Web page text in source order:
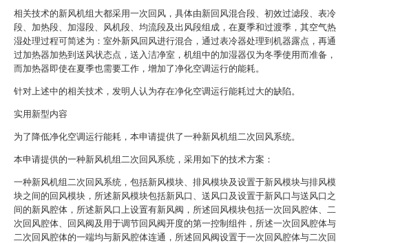
相关技术的新风机组大都采用一次回风，具体由新回风混合段、初效过滤段、表冷
段、加热段、加湿段、风机段、均流段及出风段组成，在夏季和过渡季，其空气热
湿处理过程可简述为：室外新风回风进行混合，通过表冷器处理到机器露点，再通
过加热器加热到送风状态点，送入洁净室，机组中的加湿器仅为冬季使用而准备，
而加热器即使在夏季也需要工作，增加了净化空调运行的能耗。
针对上述中的相关技术，发明人认为存在净化空调运行能耗过大的缺陷。
实用新型内容
为了降低净化空调运行能耗，本申请提供了一种新风机组二次回风系统。
本申请提供的一种新风机组二次回风系统，采用如下的技术方案：
一种新风机组二次回风系统，包括新风模块、排风模块及设置于新风模块与排风模
块之间的回风模块，所述新风模块包括新风口、送风口及设置于新风口与送风口之
间的新风腔体，所述新风口上设置有新风阀，所述回风模块包括一次回风腔体、二
次回风腔体、回风阀及用于调节回风阀开度的第一控制组件，所述一次回风腔体与
二次回风腔体的一端均与新风腔体连通，所述回风阀设置于一次回风腔体与二次回